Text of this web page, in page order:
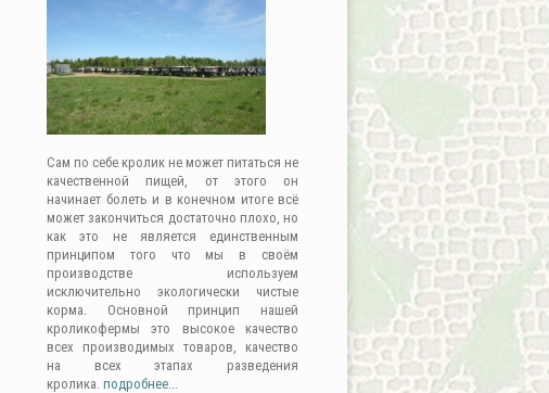
Сам по себе кролик не может питаться не
качественной пищей, от этого он
начинает болеть и в конечном итоге всё
может закончиться достаточно плохо, но
как это не является единственным
принципом того что мы в своём
производстве используем
исключительно экологически чистые
корма. Основной принцип нашей
кроликофермы это высокое качество
всех производимых товаров, качество
на всех этапах разведения
кролика. подробнее...